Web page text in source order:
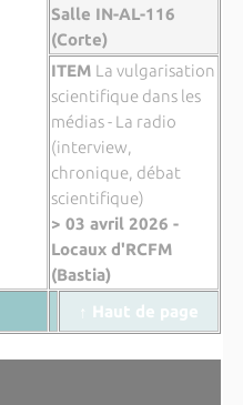
Salle IN-AL-116
(Corte)
ITEM La vulgarisation
scientifique dans les
médias - La radio
(interview,
chronique, débat
scientifique)
> 03 avril 2026 -
Locaux d'RCFM
(Bastia)
↑ Haut de page